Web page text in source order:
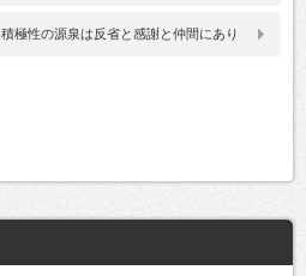
積極性の源泉は反省と感謝と仲間にあり